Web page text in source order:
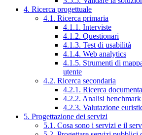
4. Ricerca progettuale
4.1. Ricerca primaria
4.1.1. Interviste
4.1.2. Questionari
4.1.3. Test di usabilità
4.1.4. Web analytics
4.1.5. Strumenti di
utente
4.2. Ricerca secondaria
4.2.1. Ricerca
4.2.2. Analisi benchmark
4.2.3. Valutazione
5. Progettazione dei servizi
5.1. Cosa sono i servizi e il